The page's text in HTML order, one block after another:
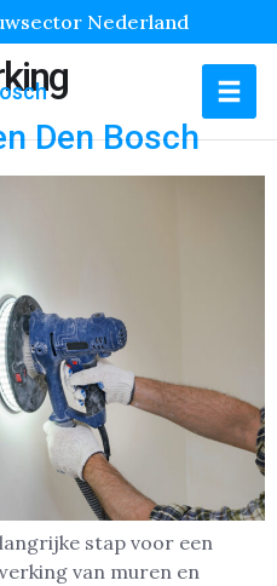
Nederland
Den Bosch
stap voor een
van muren en